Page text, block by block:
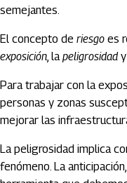
semejantes.
El concepto de riesgo es
exposición, lapeligrosidady
Para trabajar con la
personas y zonas
mejorar las
La peligrosidad implica
fenómeno. La